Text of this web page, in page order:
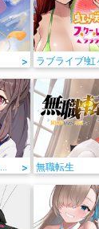
>
アイドルマスターシャイニーカラーズ > 無職転生